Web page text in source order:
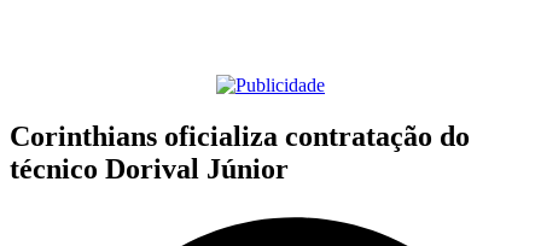
Corinthians oficializa contratação do
técnico Dorival Júnior